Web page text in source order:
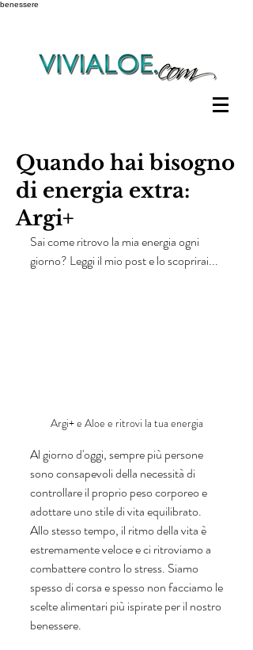
benessere
Quando hai bisogno
di energia extra:
Argi+
Sai come ritrovo la mia energia ogni
giorno? Leggi il mio post e lo scoprirai...
Argi+ e Aloe e ritrovi la tua energia
Al giorno d'oggi, sempre più persone
sono consapevoli della necessità di
controllare il proprio peso corporeo e
adottare uno stile di vita equilibrato.
Allo stesso tempo, il ritmo della vita è
estremamente veloce e ci ritroviamo a
combattere contro lo stress. Siamo
spesso di corsa e spesso non facciamo le
scelte alimentari più ispirate per il nostro
benessere.